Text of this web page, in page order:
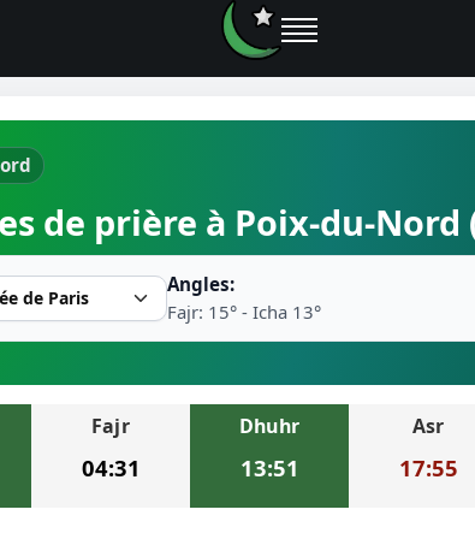
près de moi
de prière à Poix-du-
Angles:
Fajr: 15° - Icha 13°
Fajr
04:31
Dhuhr
13:51
Asr
17:55